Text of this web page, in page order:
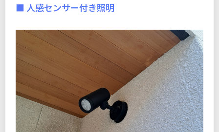
■ 人感センサー付き照明